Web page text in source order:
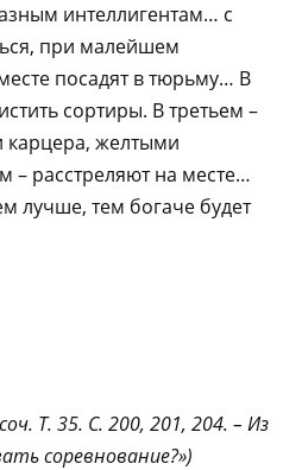
интеллигентам… с
при малейшем
посадят в тюрьму… В
сортиры. В третьем –
карцера, желтыми
– расстреляют на месте…
лучше, тем богаче будет
Т. 35. С. 200, 201, 204. – Из
соревнование?»)